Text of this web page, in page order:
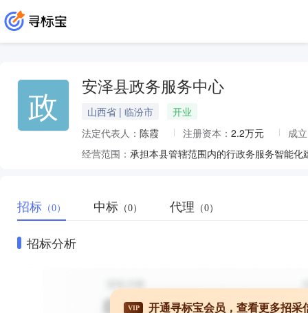
政 安泽县政务服务中心
山西省 | 临汾市
开业
法定代表人： 陈霞 注册资本： 2.2万元
成
经营范围：
招标 （0） 中标 （0） 代理 （0）
招标分析
VIP 开通寻标宝会员，查看更多招采